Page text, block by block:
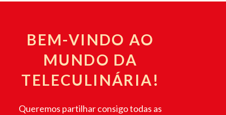
BEM-VINDO AO
MUNDO DA
TELECULINÁRIA!
Queremos partilhar consigo todas as